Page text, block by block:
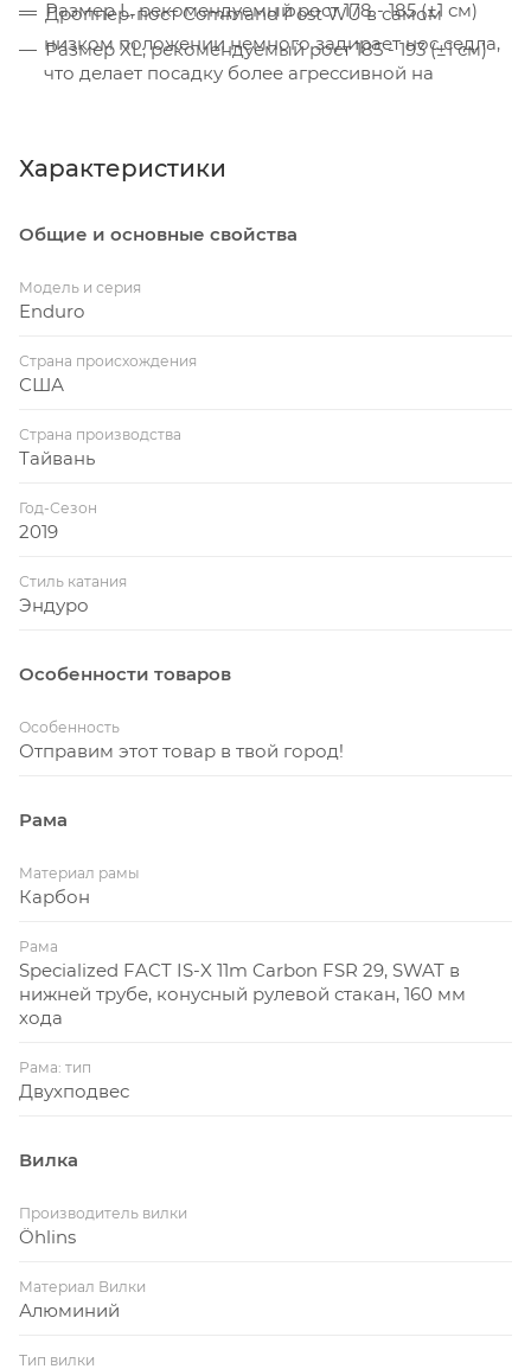
Дроппер-пост Command Post WU в самом
низком положении немного задирает нос седла,
что делает посадку более агрессивной на
Размер L, рекомендуемый рост 178 - 185 (±1 см)
Размер XL, рекомендуемый рост 185 - 193 (±1 см)
Характеристики
Общие и основные свойства
Модель и серия
Enduro
Страна происхождения
США
Страна производства
Тайвань
Год-Сезон
2019
Стиль катания
Эндуро
Особенности товаров
Особенность
Отправим этот товар в твой город!
Рама
Материал рамы
Карбон
Рама
Specialized FACT IS-X 11m Carbon FSR 29, SWAT в
нижней трубе, конусный рулевой стакан, 160 мм
хода
Рама: тип
Двухподвес
Вилка
Производитель вилки
Öhlins
Материал Вилки
Алюминий
Тип вилки